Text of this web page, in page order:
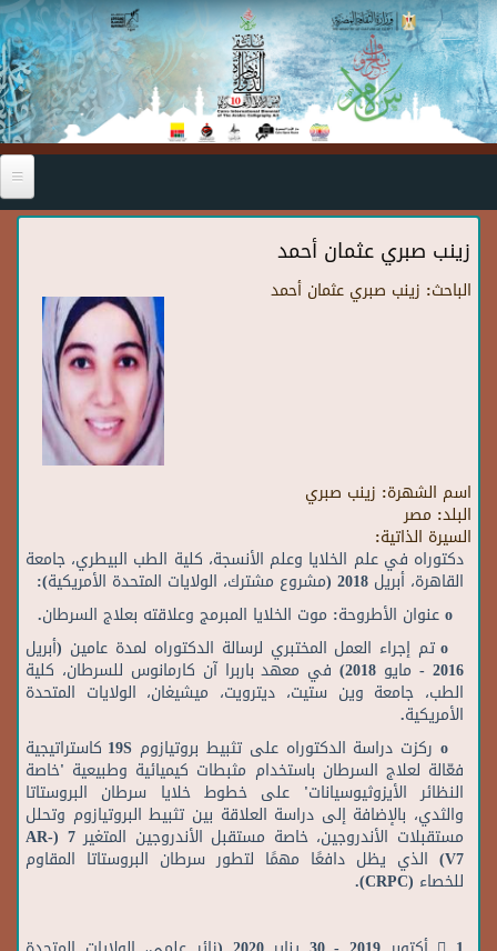
Skip to main content
زينب صبري عثمان أحمد
الباحث: زينب صبري عثمان أحمد
اسم الشهرة: زينب صبري
البلد: مصر
السيرة الذاتية:
دكتوراه في علم الخلايا وعلم الأنسجة، كلية الطب البيطري، جامعة
القاهرة، أبريل 2018 (مشروع مشترك، الولايات المتحدة الأمريكية):
o تم إجراء العمل المختبري لرسالة الدكتوراه لمدة عامين (أبريل
2016 - مايو 2018) في معهد باربرا آن كارمانوس للسرطان، كلية
الطب، جامعة وين ستيت، ديترويت، ميشيغان، الولايات المتحدة
الأمريكية.
o ركزت دراسة الدكتوراه على تثبيط بروتيازوم 19S كاستراتيجية
فعّالة لعلاج السرطان باستخدام مثبطات كيميائية وطبيعية 'خاصة
النظائر الأيزوثيوسيانات' على خطوط خلايا سرطان البروستاتا
والثدي، بالإضافة إلى دراسة العلاقة بين تثبيط البروتيازوم وتحلل
مستقبلات الأندروجين، خاصة مستقبل الأندروجين المتغير 7 (AR-
V7) الذي يظل دافعًا مهمًا لتطور سرطان البروستاتا المقاوم
للخصاء (CRPC).